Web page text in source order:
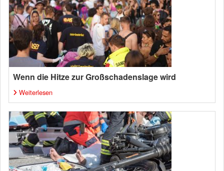
Wenn die Hitze zur Großschadenslage wird
Weiterlesen